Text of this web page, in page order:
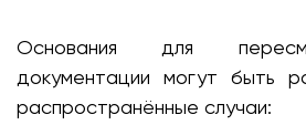
Основания для
документации могут быть
распространённые случаи: